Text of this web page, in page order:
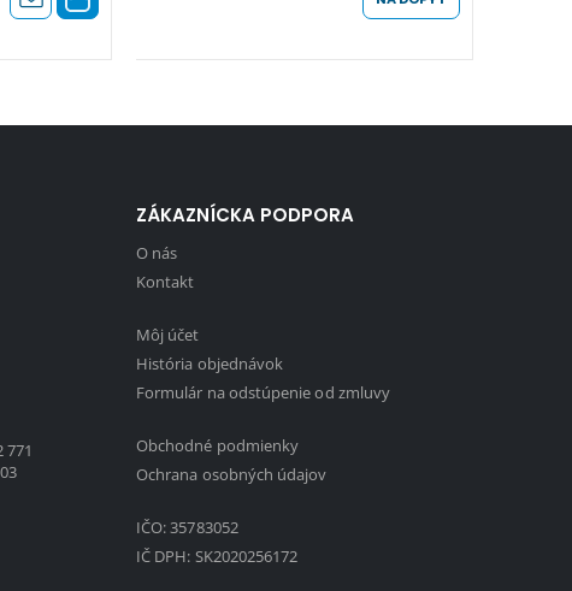
771
ZÁKAZNÍCKA PODPORA
O nás
Kontakt
Môj účet
História objednávok
Formulár na odstúpenie od zmluvy
Obchodné podmienky
Ochrana osobných údajov
IČO: 35783052
IČ DPH: SK2020256172